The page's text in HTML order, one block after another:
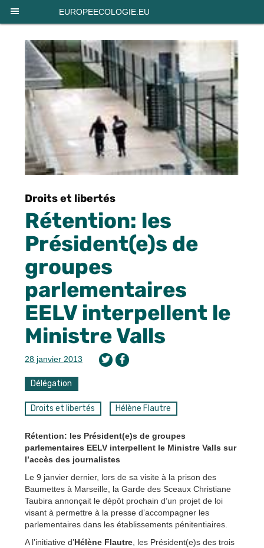
EUROPEECOLOGIE.EU
Droits et libertés
Rétention: les
Président(e)s de
groupes
parlementaires
EELV interpellent le
Ministre Valls
28 janvier 2013
Délégation
Droits et libertés Hélène Flautre
Rétention: les Président(e)s de groupes
parlementaires EELV interpellent le Ministre Valls sur
l’accès des journalistes
Le 9 janvier dernier, lors de sa visite à la prison des
Baumettes à Marseille, la Garde des Sceaux Christiane
Taubira annonçait le dépôt prochain d’un projet de loi
visant à permettre à la presse d’accompagner les
parlementaires dans les établissements pénitentiaires.
A l’initiative d’Hélène Flautre , les Président(e)s des trois